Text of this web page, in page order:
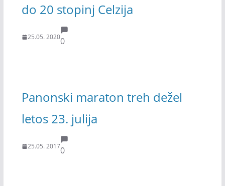
do 20 stopinj Celzija
25.05. 20200
Panonski maraton treh dežel
letos 23. julija
25.05. 20170